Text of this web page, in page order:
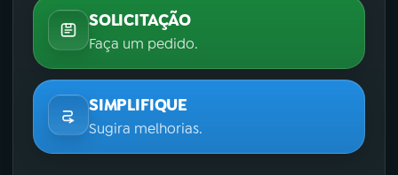
SOLICITAÇÃO
Faça um pedido.
SIMPLIFIQUE
Sugira melhorias.